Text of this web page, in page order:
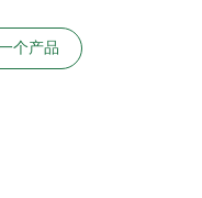
个产品